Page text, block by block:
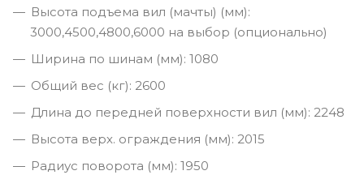
Высота подъема вил (мачты) (мм):
3000,4500,4800,6000 на выбор (опционально)
Ширина по шинам (мм): 1080
Общий вес (кг): 2600
Длина до передней поверхности вил (мм): 2248
Высота верх. ограждения (мм): 2015
Радиус поворота (мм): 1950